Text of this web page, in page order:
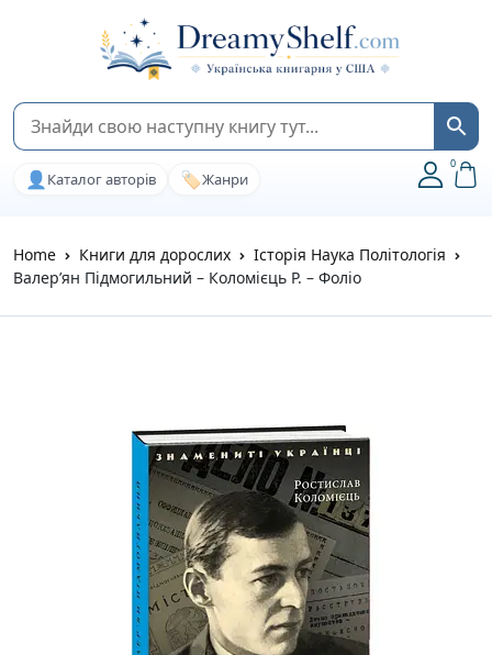
👤 Каталог авторів 🏷️Жанри
0
Home Книги для дорослих
Історія Наука Політологія
Валер’ян Підмогильний – Коломієць Р. – Фоліо